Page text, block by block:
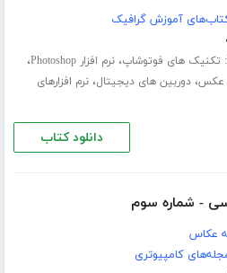
آموزش گرافیک
تکنیک های فوتوشاپ،نرم افزار Photoshop ،
عکس،دوربین های دیجیتال،نرم افزارهای
دانلود کتاب
- شماره سوم
عکاس
کامپیوتری